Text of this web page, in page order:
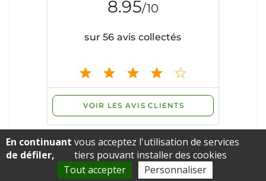
En continuant
de défiler,
vous acceptez l'utilisation de services
tiers pouvant installer des cookies
Tout accepter
Personnaliser